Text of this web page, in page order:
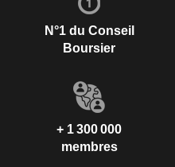
N°1 du Conseil
Boursier
+ 1 300 000
membres